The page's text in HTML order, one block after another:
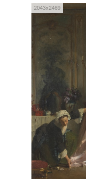
2043x2469